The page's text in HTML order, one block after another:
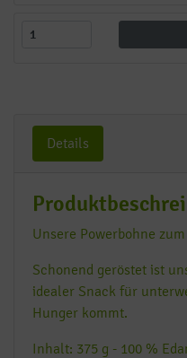
Details
Unsere Powerbohne
Schonend geröstet ist
idealer Snack für
Hunger kommt.
Inhalt: 375 g - 100 %